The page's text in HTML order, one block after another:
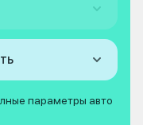
параметры авто